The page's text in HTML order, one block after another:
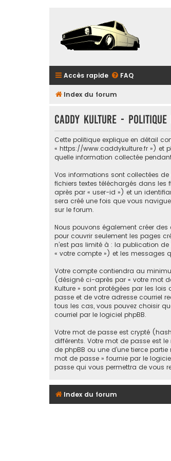
Accès rapide FAQ
Index du forum
Caddy Kulture -
Cette politique explique en détail
« https://www.caddykulture.fr ») et
quelle information collectée
Vos informations sont collectées de
fichiers textes téléchargés dans les
après par « user-id ») et un
sera créé une fois que vous
sur le forum.
Nous pouvons également créer
pour couvrir seulement les pages
n’est pas limité à : la publication
« votre compte ») et les messages
Votre compte contiendra au
(désigné ci-après par « votre mot
Kulture » sont protégées par les
passe et de votre adresse courriel
tous les cas, vous pouvez choisir
courriel par le logiciel phpBB.
Votre mot de passe est crypté
différents. Votre mot de passe est
de phpBB ou une d’une tierce
mot de passe » fournie par le
passe qui vous permettra de vous
Index du forum